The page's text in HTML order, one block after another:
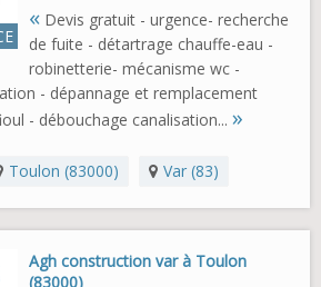
« Devis gratuit - urgence- recherche
de fuite - détartrage chauffe-eau -
robinetterie- mécanisme wc -
- dépannage et remplacement
- débouchage canalisation... »
Toulon (83000) Var (83)
Agh construction var à Toulon
(83000)